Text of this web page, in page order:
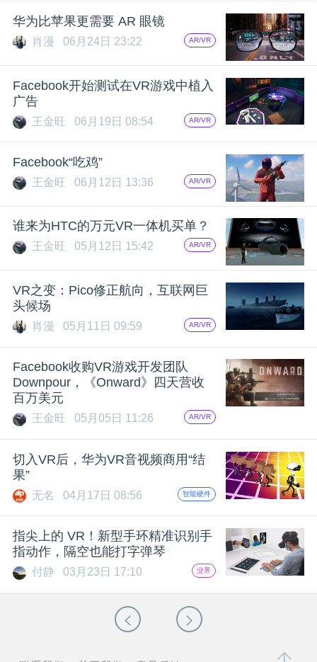
华为比苹果更需要 AR 眼镜
肖漫 06月24日 23:22 AR/VR
Facebook开始测试在VR游戏中植入
广告
王金旺 06月19日 08:54 AR/VR
Facebook“吃鸡”
王金旺 06月12日 13:36 AR/VR
谁来为HTC的万元VR一体机买单？
王金旺 05月12日 15:42 AR/VR
VR之变：Pico修正航向，互联网巨
头候场
肖漫 05月11日 09:59 AR/VR
Facebook收购VR游戏开发团队
Downpour，《Onward》四天营收
百万美元
王金旺 05月05日 11:26 AR/VR
切入VR后，华为VR音视频商用“结
果”
无名 04月17日 08:56 智能硬件
指尖上的 VR！新型手环精准识别手
指动作，隔空也能打字弹琴
付静 03月23日 17:10 业界